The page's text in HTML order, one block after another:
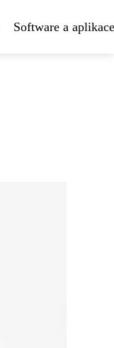
Software a aplikace